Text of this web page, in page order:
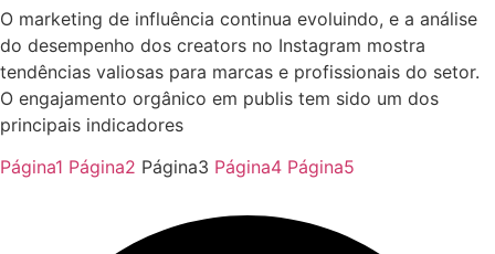
O marketing de influência continua evoluindo, e a análise
do desempenho dos creators no Instagram mostra
tendências valiosas para marcas e profissionais do setor.
O engajamento orgânico em publis tem sido um dos
principais indicadores
Página1 Página2 Página3 Página4 Página5